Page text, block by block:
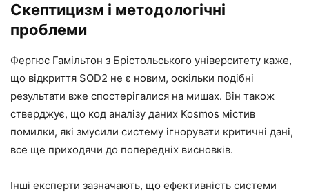
Скептицизм і методологічні
проблеми
Фергюс Гамільтон з Брістольського університету каже,
що відкриття SOD2 не є новим, оскільки подібні
результати вже спостерігалися на мишах. Він також
стверджує, що код аналізу даних Kosmos містив
помилки, які змусили систему ігнорувати критичні дані,
все ще приходячи до попередніх висновків.
Інші експерти зазначають, що ефективність системи